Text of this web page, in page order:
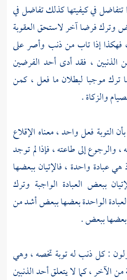
تتفاضل في كيفيتها كذلك تفاضل في
وترك فرضا آخر لاستحق العقوبة
فهكذا إذا تاب من ذنب وأصر على
، فقد أدى أحد الفرضين
ترك موجبا لبطلان ما فعل ، كمن
والزكاة .
التوبة فعل واحد ، معناه الإقلاع
، والرجوع إلى طاعته ، فإذا لم توجد
عبادة واحدة ، فالإتيان ببعضها
ببعض العبادة الواجبة وترك
الواحدة بعضها ببعض أشد من
بعضها ببعض .
: كل ذنب له توبة تخصه ، وهي
الآخر ، كما لا يتعلق أحد الذنبين